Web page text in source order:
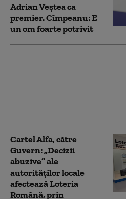
Adrian Veștea ca
premier. Cîmpeanu: E
un om foarte potrivit
Cartel Alfa, către
Guvern: „Decizii
abuzive” ale
autorităţilor locale
afectează Loteria
Română, prin